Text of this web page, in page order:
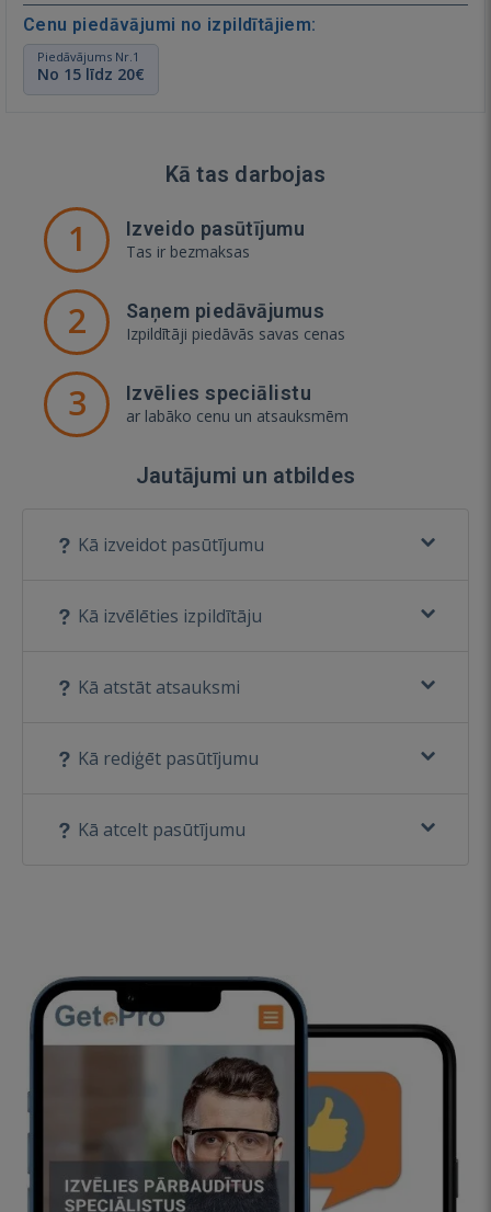
Cenu piedāvājumi no izpildītājiem:
Piedāvājums Nr.1
No 15 līdz 20€
Kā tas darbojas
1 Izveido pasūtījumu
Tas ir bezmaksas
2 Saņem piedāvājumus
Izpildītāji piedāvās savas cenas
3 Izvēlies speciālistu
ar labāko cenu un atsauksmēm
Jautājumi un atbildes
Kā izveidot pasūtījumu
Kā izvēlēties izpildītāju
Kā atstāt atsauksmi
Kā rediģēt pasūtījumu
Kā atcelt pasūtījumu